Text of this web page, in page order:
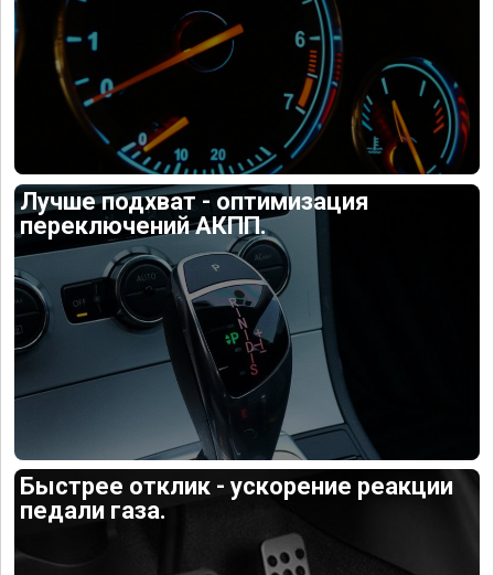
Лучше подхват - оптимизация
переключений АКПП.
Быстрее отклик - ускорение реакции
педали газа.